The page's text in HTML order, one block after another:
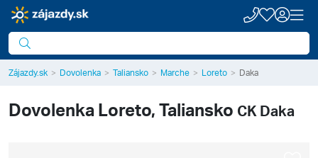
Zájazdy.sk Dovolenka Taliansko Marche Loreto Daka
Dovolenka Loreto, Taliansko CK Daka